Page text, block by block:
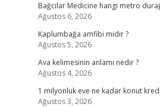
Bağcılar Medicine hangi metro
Ağustos 6, 2026
Kaplumbağa amfibi midir ?
Ağustos 5, 2026
Ava kelimesinin anlamı nedir ?
Ağustos 4, 2026
1 milyonluk eve ne kadar konut
Ağustos 3, 2026